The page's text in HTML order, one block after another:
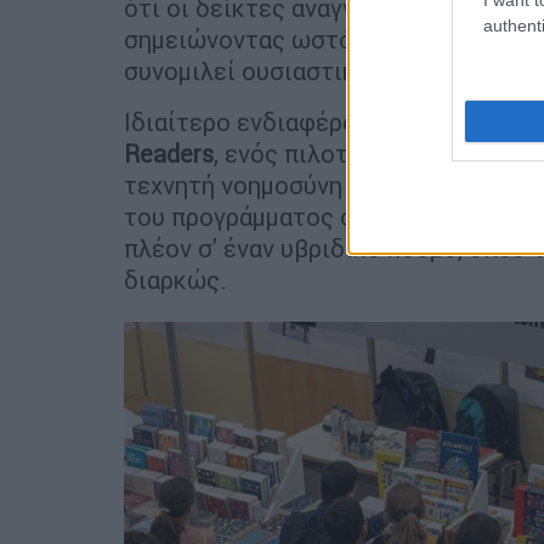
ότι οι δείκτες αναγνωσιμότητας
σημειώνοντας ωστόσο ότι οι νέοι
συνομιλεί ουσιαστικά με τα
Ιδιαίτερο ενδιαφέρον συγκέντρωσε
Readers, ενός πιλοτικού
τεχνητή νοημοσύνη ως εργαλείο
του προγράμματος στηρίζεται στην
πλέον σ' έναν υβριδικό κόσμο, όπου
διαρκώς.